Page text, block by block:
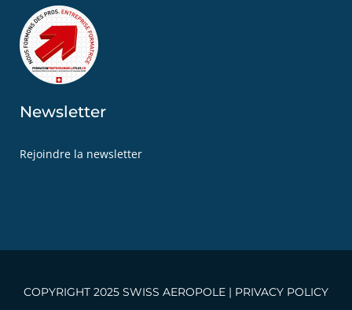
Newsletter
Rejoindre la newsletter
COPYRIGHT 2025 SWISS AEROPOLE | PRIVACY POLICY